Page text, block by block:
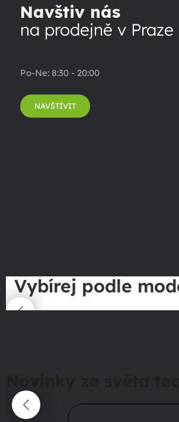
Navštiv nás
na prodejně v Praze
Po-Ne: 8:30 - 20:00
NAVŠTÍVIT
Vybírej podle